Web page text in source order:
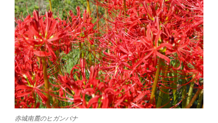
赤城南麓のヒガンバナ